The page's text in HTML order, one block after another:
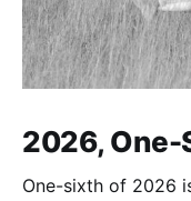
2026, One-
One-sixth of 2026 is